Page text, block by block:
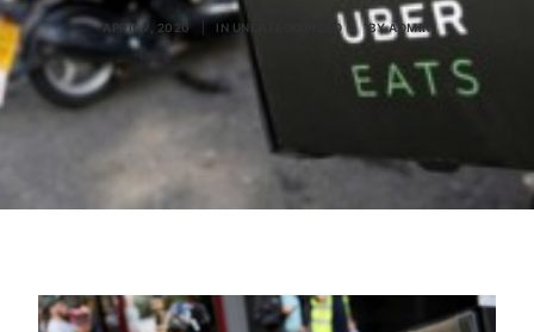
APRIL 7, 2020 IN UNCATEGORIZED | BYADMIN